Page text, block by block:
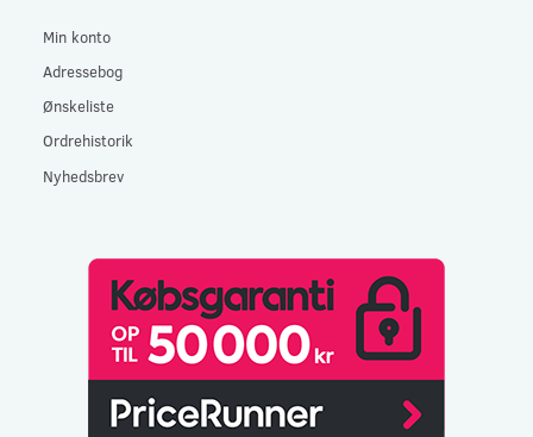
Min konto
Adressebog
Ønskeliste
Ordrehistorik
Nyhedsbrev